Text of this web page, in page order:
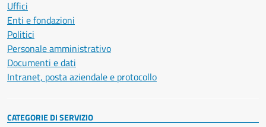
Uffici
Enti e fondazioni
Politici
Personale amministrativo
Documenti e dati
Intranet, posta aziendale e protocollo
CATEGORIE DI SERVIZIO